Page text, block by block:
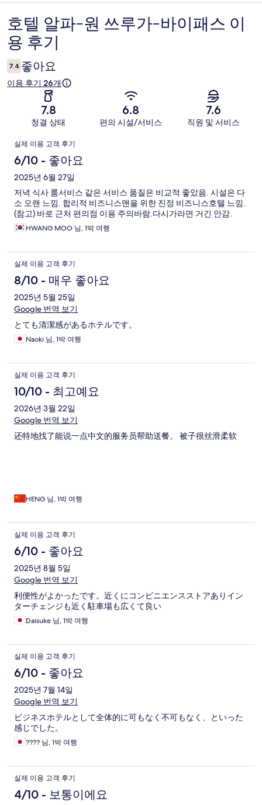
이
용
후
기
호텔 알파-원 쓰루가-바이패스 이
용 후기
7.4 좋아요
이용 후기 26개
7.8
청결 상태
6.8
편의 시설/서비스
7.6
직원 및 서비스
이
용
후
기
실제 이용 고객 후기
6/10 - 좋아요
2025년 6월 27일
저녁 식사 룸서비스 같은 서비스 품질은 비교적 좋았음. 시설은 다
소 오랜 느낌. 합리적 비즈니스맨을 위한 진정 비즈니스호텔 느낌.
(참고) 바로 근처 편의점 이용 주의바람.다시가라면 거긴 안감.
HWANG MOO 님, 1박 여행
실제 이용 고객 후기
8/10 - 매우 좋아요
2025년 5월 25일
Google 번역 보기
とても清潔感があるホテルです。
Naoki 님, 1박 여행
실제 이용 고객 후기
10/10 - 최고예요
2026년 3월 22일
Google 번역 보기
还特地找了能说一点中文的服务员帮助送餐。 被子很丝滑柔软
HENG 님, 1박 여행
실제 이용 고객 후기
6/10 - 좋아요
2025년 8월 5일
Google 번역 보기
利便性がよかったです。近くにコンビニエンスストアありイン
ターチェンジも近く駐車場も広くて良い
Daisuke 님, 1박 여행
실제 이용 고객 후기
6/10 - 좋아요
2025년 7월 14일
Google 번역 보기
ビジネスホテルとして全体的に可もなく不可もなく、といった
感じでした。
???? 님, 1박 여행
실제 이용 고객 후기
4/10 - 보통이에요